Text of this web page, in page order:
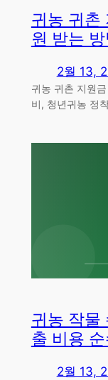
귀농 귀촌
원 받는 방
2월 13,
귀농 귀촌 지원
비, 청년귀농 정
귀농 작물
출 비용
2월 13,